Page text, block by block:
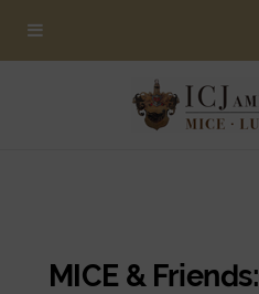
MICE &